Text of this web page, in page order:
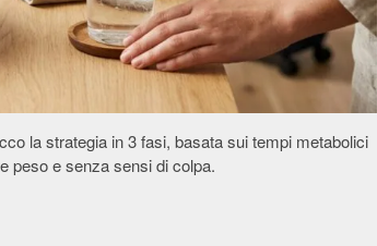
la strategia in 3 fasi, basata sui tempi metabolici
peso e senza sensi di colpa.